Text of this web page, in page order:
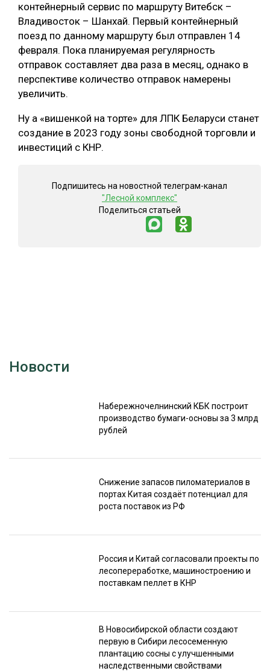
контейнерный сервис по маршруту Витебск –
Владивосток – Шанхай. Первый контейнерный
поезд по данному маршруту был отправлен 14
февраля. Пока планируемая регулярность
отправок составляет два раза в месяц, однако в
перспективе количество отправок намерены
увеличить.
Ну а «вишенкой на торте» для ЛПК Беларуси станет
создание в 2023 году зоны свободной торговли и
инвестиций с КНР.
Подпишитесь на новостной телеграм-канал
"Лесной комплекс"
Поделиться статьей
Новости
Набережночелнинский КБК построит
производство бумаги-основы за 3 млрд
рублей
Снижение запасов пиломатериалов в
портах Китая создаёт потенциал для
роста поставок из РФ
Россия и Китай согласовали проекты по
лесопереработке, машиностроению и
поставкам пеллет в КНР
В Новосибирской области создают
первую в Сибири лесосеменную
плантацию сосны с улучшенными
наследственными свойствами